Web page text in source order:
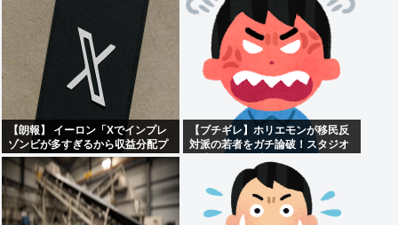
【朗報】 イーロン「Xでインプレ
ゾンビが多すぎるから収益分配プ
ログラムやめるわ」
【ブチギレ】ホリエモンが移民反
対派の若者をガチ論破！スタジオ
が凍りついた瞬間がヤバすぎる…